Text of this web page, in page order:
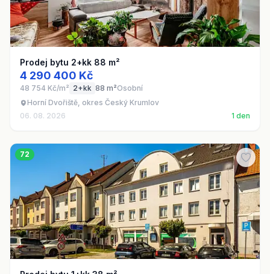
Prodej bytu 2+kk 88 m²
4 290 400 Kč
48 754 Kč/m² 2+kk 88 m²Osobní
Horní Dvořiště, okres Český Krumlov
06. 08. 2026
1 den
72